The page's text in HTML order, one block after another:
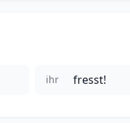
ihr fresst!